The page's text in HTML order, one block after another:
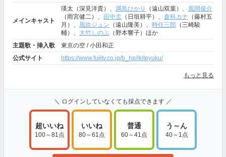
メインキャスト
瑛太（深見洋貴）、 満島ひかり （遠山双葉）、 風間俊介
（雨宮健二）、
田中圭 （日垣耕平）、 倉科カナ （藤村五
月）、 風吹ジュン （遠山隆美）、 時任三郎 （三崎駿
輔）、 大竹しのぶ （野本響子）ほか
主題歌・挿入歌
東京の空 / 小田和正
公式サイト
https://www.fujitv.co.jp/b_hp/ikiteyuku/
もっと見る
＼ ログインしていなくても採点できます ／
超いいね
100～81点
いいね
80～61点
普通
60～41点
う～ん
40～1点